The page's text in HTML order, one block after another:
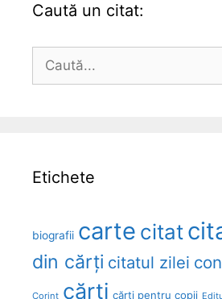
Caută un citat:
Caută
Etichete
biografii carte citat
din cărți citatul zilei
Corint cărți cărți pentru copii